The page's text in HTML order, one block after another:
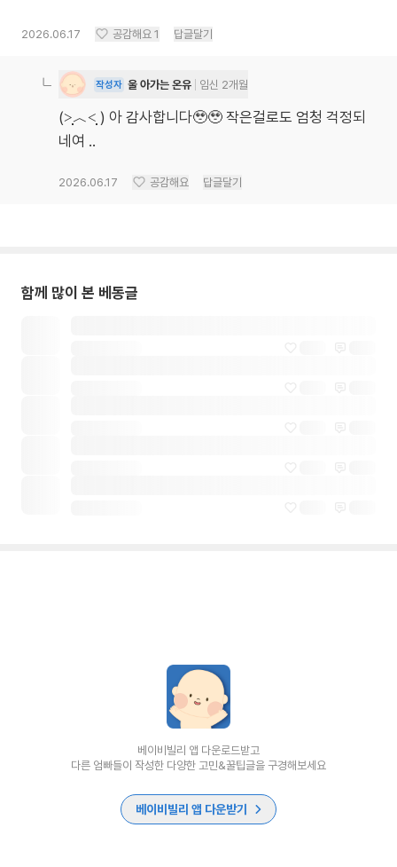
2026.06.17 공감해요 1 답글달기
작성자 울 아가는 온유 임신 2개월
(˃̣̣̣̣︿˂̣̣̣̣ ) 아 감사합니다🥹🥹 작은걸로도 엄청 걱정되
네여 ..
2026.06.17 공감해요 답글달기
함께 많이 본 베동글
베이비빌리 앱 다운로드받고
다른 엄빠들이 작성한 다양한 고민&꿀팁글을 구경해보세요
베이비빌리 앱 다운받기